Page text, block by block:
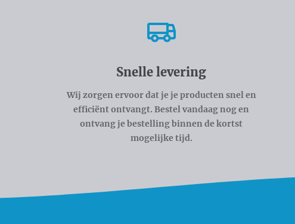
Snelle levering
Wij zorgen ervoor dat je je producten snel en
efficiënt ontvangt. Bestel vandaag nog en
ontvang je bestelling binnen de kortst
mogelijke tijd.